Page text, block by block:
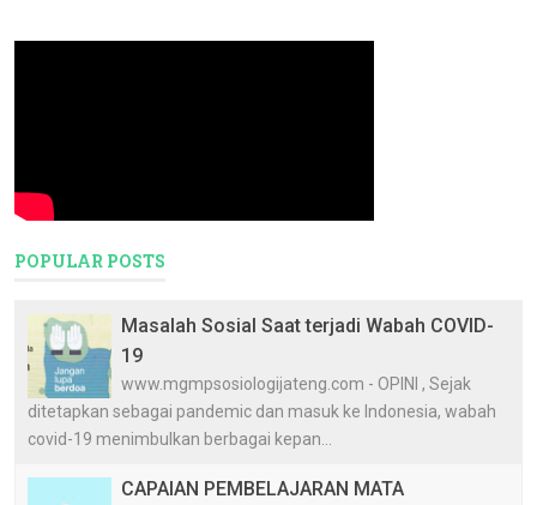
POPULAR POSTS
Masalah Sosial Saat terjadi Wabah COVID-
19
www.mgmpsosiologijateng.com - OPINI , Sejak
ditetapkan sebagai pandemic dan masuk ke Indonesia, wabah
covid-19 menimbulkan berbagai kepan...
CAPAIAN PEMBELAJARAN MATA